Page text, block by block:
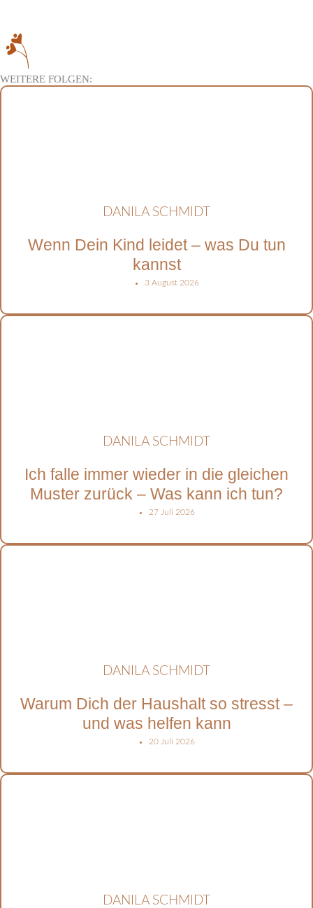
WEITERE FOLGEN:
DANILA SCHMIDT
Wenn Dein Kind leidet – was Du tun
kannst
3 August 2026
DANILA SCHMIDT
Ich falle immer wieder in die gleichen
Muster zurück – Was kann ich tun?
27 Juli 2026
DANILA SCHMIDT
Warum Dich der Haushalt so stresst –
und was helfen kann
20 Juli 2026
DANILA SCHMIDT